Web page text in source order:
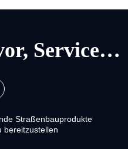
Qualität geht vor, Service geht vor
Straßenbauprodukte
bereitzustellen